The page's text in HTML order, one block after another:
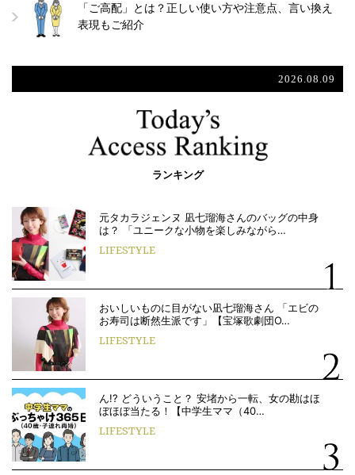
「ご高配」とは？正しい使い方や注意点、言い換え
表現もご紹介
2026.08.09
ランキング
元タカラジェンヌ 凪七瑠海さんのバッグの中身
は？ 「ユニークな小物を楽しみながら…
LIFESTYLE
おいしいものに目がない凪七瑠海さん 「エビの
お寿司は断然生派です」【宝塚歌劇団O…
LIFESTYLE
ん!? どういうこと？ 安堵から一転、女の勘はほ
ぼほぼ当たる！【中学生ママ（40…
LIFESTYLE